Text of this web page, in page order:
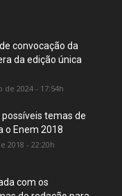
convocação da
da edição única
2024 - 17:54h
possíveis temas de
o Enem 2018
2018 - 22:20h
com os